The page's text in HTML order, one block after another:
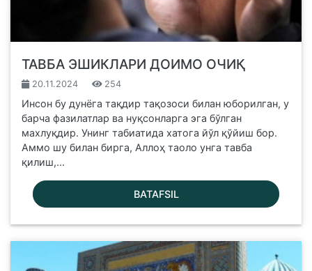
ТАВБА ЭШИКЛАРИ ДОИМО ОЧИҚ
20.11.2024 254
Инсон бу дунёга тақдир тақозоси билан юборилган, у
барча фазилатлар ва нуқсонларга эга бўлган
махлуқдир. Унинг табиатида хатога йўл қўйиш бор.
Аммо шу билан бирга, Аллоҳ таоло унга тавба
қилиш,...
BATAFSIL